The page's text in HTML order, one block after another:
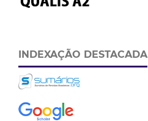
INDEXAÇÃO DESTACADA